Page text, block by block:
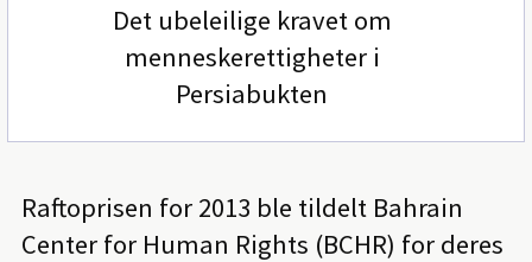
Det ubeleilige kravet om
menneskerettigheter i
Persiabukten
Raftoprisen for 2013 ble tildelt Bahrain
Center for Human Rights (BCHR) for deres